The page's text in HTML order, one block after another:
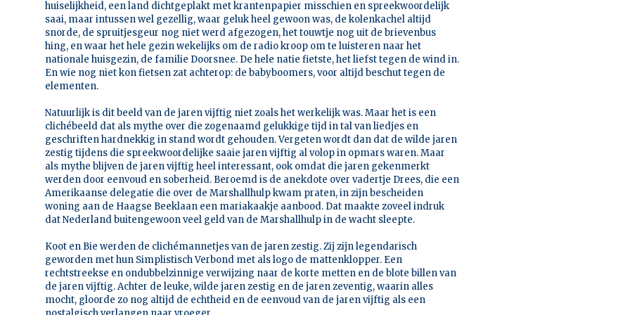
huiselijkheid, een land dichtgeplakt met krantenpapier misschien en spreekwoordelijk
saai, maar intussen wel gezellig, waar geluk heel gewoon was, de kolenkachel altijd
snorde, de spruitjesgeur nog niet werd afgezogen, het touwtje nog uit de brievenbus
hing, en waar het hele gezin wekelijks om de radio kroop om te luisteren naar het
nationale huisgezin, de familie Doorsnee. De hele natie fietste, het liefst tegen de wind in.
En wie nog niet kon fietsen zat achterop: de babyboomers, voor altijd beschut tegen de
elementen.
Natuurlijk is dit beeld van de jaren vijftig niet zoals het werkelijk was. Maar het is een
clichébeeld dat als mythe over die zogenaamd gelukkige tijd in tal van liedjes en
geschriften hardnekkig in stand wordt gehouden. Vergeten wordt dan dat de wilde jaren
zestig tijdens die spreekwoordelijke saaie jaren vijftig al volop in opmars waren. Maar
als mythe blijven de jaren vijftig heel interessant, ook omdat die jaren gekenmerkt
werden door eenvoud en soberheid. Beroemd is de anekdote over vadertje Drees, die een
Amerikaanse delegatie die over de Marshallhulp kwam praten, in zijn bescheiden
woning aan de Haagse Beeklaan een mariakaakje aanbood. Dat maakte zoveel indruk
dat Nederland buitengewoon veel geld van de Marshallhulp in de wacht sleepte.
Koot en Bie werden de clichémannetjes van de jaren zestig. Zij zijn legendarisch
geworden met hun Simplistisch Verbond met als logo de mattenklopper. Een
rechtstreekse en ondubbelzinnige verwijzing naar de korte metten en de blote billen van
de jaren vijftig. Achter de leuke, wilde jaren zestig en de jaren zeventig, waarin alles
mocht, gloorde zo nog altijd de echtheid en de eenvoud van de jaren vijftig als een